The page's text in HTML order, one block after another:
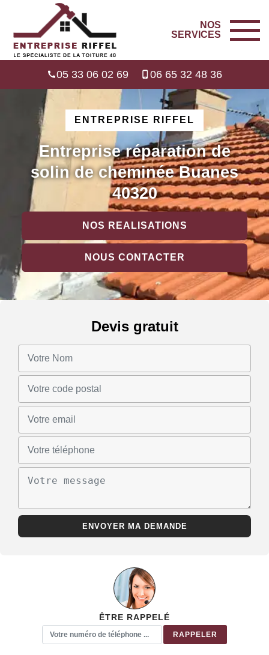
NOS
SERVICES
05 33 06 02 69 06 65 32 48 36
ENTREPRISE RIFFEL
Entreprise réparation de
solin de cheminée Buanes
40320
NOS REALISATIONS
NOUS CONTACTER
Devis gratuit
ÊTRE RAPPELÉ